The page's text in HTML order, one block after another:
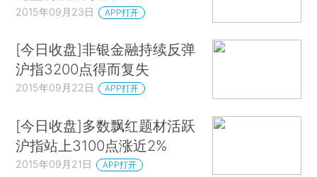
2015年09月23日 APP打开
[今日收盘]非银金融持续反弹
沪指3200点得而复失
2015年09月22日 APP打开
[今日收盘]多数飘红题材活跃
沪指站上3100点涨近2%
2015年09月21日 APP打开